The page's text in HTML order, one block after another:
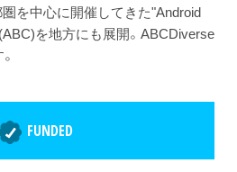
圏を中心に開催してきた"Android
を地方にも展開。ABCDiverse
FUNDED